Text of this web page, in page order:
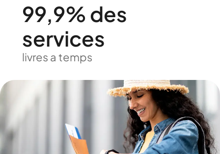
99,9% des
services
livres a temps